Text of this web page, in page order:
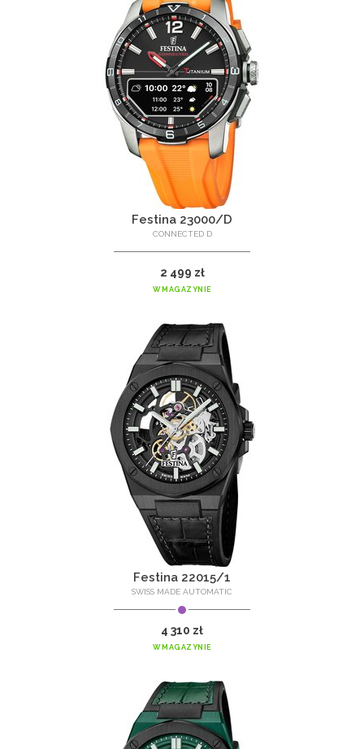
Festina 23000/D
CONNECTED D
2 499 zł
W MAGAZYNIE
Festina 22015/1
SWISS MADE AUTOMATIC
4 310 zł
W MAGAZYNIE